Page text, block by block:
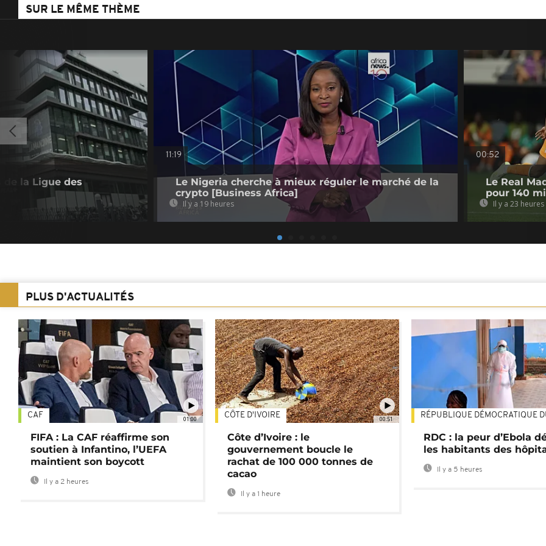
SUR LE MÊME THÈME
de la Ligue des
11:19
Le Nigeria cherche à mieux réguler le marché de la
crypto [Business Africa]
Il y a 19 heures
00:52
Le Real
pour 140
Il y a 23 heures
PLUS D'ACTUALITÉS
01:00
CAF
FIFA : La CAF réaffirme son
soutien à Infantino, l’UEFA
maintient son boycott
Il y a 2 heures
00:51
CÔTE D'IVOIRE
Côte d’Ivoire : le
gouvernement boucle le
rachat de 100 000 tonnes de
cacao
Il y a 1 heure
RÉPUBLIQUE DÉMOCRATIQUE
RDC : la peur d’Ebola
les habitants des
Il y a 5 heures